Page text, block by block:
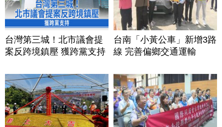
台灣第三城！北市議會提
案反跨境鎮壓 獲跨黨支持
台南「小黃公車」新增3路
線 完善偏鄉交通運輸